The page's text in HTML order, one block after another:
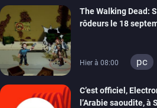
The Walking Dead:
rôdeurs le 18
Hier à 08:00 pc
C’est officiel,
l’Arabie saoudite,